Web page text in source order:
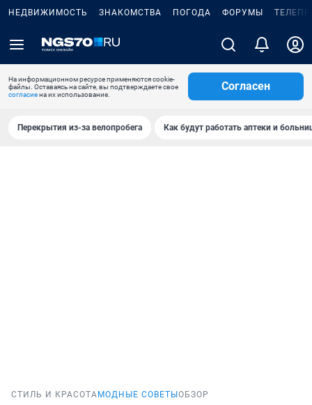
НЕДВИЖИМОСТЬ ЗНАКОМСТВА ПОГОДА ФОРУМЫ
На информационном ресурсе применяются cookie-
файлы. Оставаясь на сайте, вы подтверждаете свое
согласиена их использование.
Согласен
Перекрытия из-за велопробега Как будут работать аптеки и
СТИЛЬ И КРАСОТА МОДНЫЕ СОВЕТЫ ОБЗОР